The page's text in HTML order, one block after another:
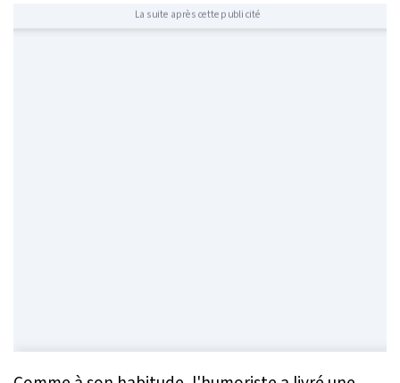
La suite après cette publicité